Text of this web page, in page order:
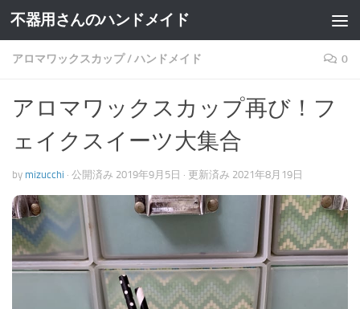
不器用さんのハンドメイド
アロマワックスカップ/ハンドメイド 0
アロマワックスカップ再び！フ
ェイクスイーツ大集合
by mizucchi · 公開済み 2019年9月5日 · 更新済み 2021年8月19日